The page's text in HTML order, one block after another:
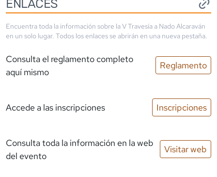
ENLACES
Encuentra toda la información sobre laV Travesía a Nado Alcaraván
en un solo lugar. Todos los enlaces se abrirán en una nueva pestaña.
Consulta el reglamento completo
aquí mismo
Reglamento
Accede a las inscripciones Inscripciones
Consulta toda la información en la web
del evento
Visitar web